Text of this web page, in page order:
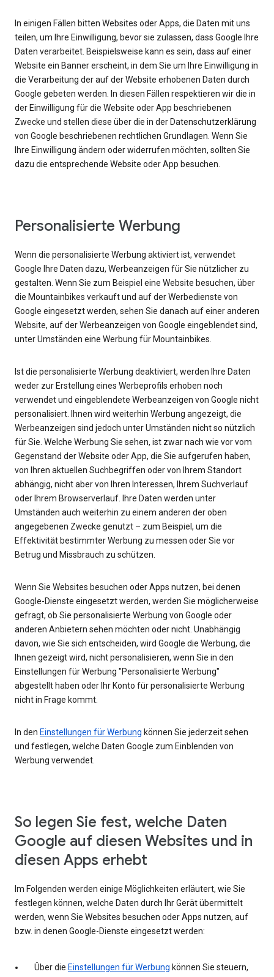
In einigen Fällen bitten Websites oder Apps, die Daten mit uns
teilen, um Ihre Einwilligung, bevor sie zulassen, dass Google Ihre
Daten verarbeitet. Beispielsweise kann es sein, dass auf einer
Website ein Banner erscheint, in dem Sie um Ihre Einwilligung in
die Verarbeitung der auf der Website erhobenen Daten durch
Google gebeten werden. In diesen Fällen respektieren wir die in
der Einwilligung für die Website oder App beschriebenen
Zwecke und stellen diese über die in der Datenschutzerklärung
von Google beschriebenen rechtlichen Grundlagen. Wenn Sie
Ihre Einwilligung ändern oder widerrufen möchten, sollten Sie
dazu die entsprechende Website oder App besuchen.
Personalisierte Werbung
Wenn die personalisierte Werbung aktiviert ist, verwendet
Google Ihre Daten dazu, Werbeanzeigen für Sie nützlicher zu
gestalten. Wenn Sie zum Beispiel eine Website besuchen, über
die Mountainbikes verkauft und auf der Werbedienste von
Google eingesetzt werden, sehen Sie danach auf einer anderen
Website, auf der Werbeanzeigen von Google eingeblendet sind,
unter Umständen eine Werbung für Mountainbikes.
Ist die personalisierte Werbung deaktiviert, werden Ihre Daten
weder zur Erstellung eines Werbeprofils erhoben noch
verwendet und eingeblendete Werbeanzeigen von Google nicht
personalisiert. Ihnen wird weiterhin Werbung angezeigt, die
Werbeanzeigen sind jedoch unter Umständen nicht so nützlich
für Sie. Welche Werbung Sie sehen, ist zwar nach wie vor vom
Gegenstand der Website oder App, die Sie aufgerufen haben,
von Ihren aktuellen Suchbegriffen oder von Ihrem Standort
abhängig, nicht aber von Ihren Interessen, Ihrem Suchverlauf
oder Ihrem Browserverlauf. Ihre Daten werden unter
Umständen auch weiterhin zu einem anderen der oben
angegebenen Zwecke genutzt – zum Beispiel, um die
Effektivität bestimmter Werbung zu messen oder Sie vor
Betrug und Missbrauch zu schützen.
Wenn Sie Websites besuchen oder Apps nutzen, bei denen
Google-Dienste eingesetzt werden, werden Sie möglicherweise
gefragt, ob Sie personalisierte Werbung von Google oder
anderen Anbietern sehen möchten oder nicht. Unabhängig
davon, wie Sie sich entscheiden, wird Google die Werbung, die
Ihnen gezeigt wird, nicht personalisieren, wenn Sie in den
Einstellungen für Werbung "Personalisierte Werbung"
abgestellt haben oder Ihr Konto für personalisierte Werbung
nicht in Frage kommt.
In den Einstellungen für Werbung können Sie jederzeit sehen
und festlegen, welche Daten Google zum Einblenden von
Werbung verwendet.
So legen Sie fest, welche Daten
Google auf diesen Websites und in
diesen Apps erhebt
Im Folgenden werden einige Möglichkeiten erläutert, wie Sie
festlegen können, welche Daten durch Ihr Gerät übermittelt
werden, wenn Sie Websites besuchen oder Apps nutzen, auf
bzw. in denen Google-Dienste eingesetzt werden:
Über die Einstellungen für Werbung können Sie steuern,